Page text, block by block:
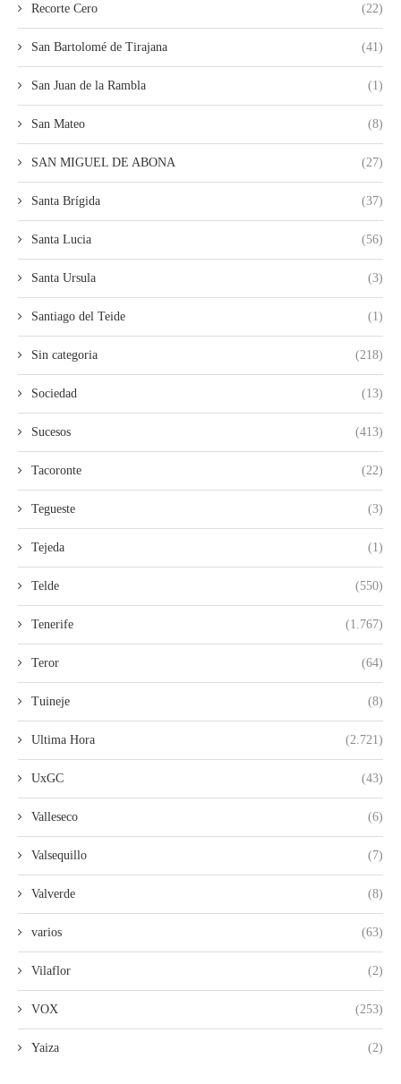
Recorte Cero (22)
San Bartolomé de Tirajana (41)
San Juan de la Rambla (1)
San Mateo (8)
SAN MIGUEL DE ABONA (27)
Santa Brígida (37)
Santa Lucia (56)
Santa Ursula (3)
Santiago del Teide (1)
Sin categoria (218)
Sociedad (13)
Sucesos (413)
Tacoronte (22)
Tegueste (3)
Tejeda (1)
Telde (550)
Tenerife (1.767)
Teror (64)
Tuineje (8)
Ultima Hora (2.721)
UxGC (43)
Valleseco (6)
Valsequillo (7)
Valverde (8)
varios (63)
Vilaflor (2)
VOX (253)
Yaiza (2)